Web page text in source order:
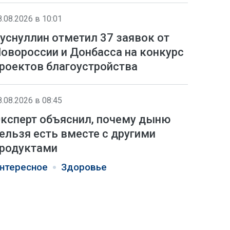
в 10:01
отметил 37 заявок от
и Донбасса на конкурс
благоустройства
в 08:45
объяснил, почему дыню
есть вместе с другими
Здоровье